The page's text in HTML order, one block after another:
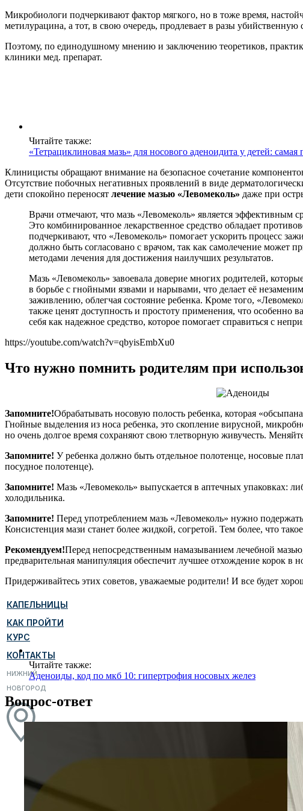
КАПЕЛЬНИЦЫ
КАК ПРОЙТИ
КУРС
КОНТАКТЫ
НИЖНИЙ
НОВГОРОД
Микробиологи подчеркивают фактор мягкого, но в тоже время,
метилурацина, а тот, в свою очередь, продлевает в разы
Поэтому, по единодушному мнению и заключению теоретиков,
клиники мед. препарат.
Читайте также:
«Тетрациклиновая мазь» для носового аденоидита у детей:
Клиницисты обращают внимание на безопасное сочетание
Отсутствие побочных негативных проявлений в виде
дети спокойно переносят лечение мазью «Левомеколь» даже при
Врачи отмечают, что мазь «Левомеколь» является эффективным
Это комбинированное лекарственное средство обладает
подчеркивают, что «Левомеколь» помогает ускорить процесс
должно быть согласовано с врачом, так как самолечение может
методами лечения для достижения наилучших результатов.
Мазь «Левомеколь» завоевала доверие многих родителей,
в борьбе с гнойными язвами и нарывами, что делает её
заживлению, облегчая состояние ребенка. Кроме того,
также ценят доступность и простоту применения, что особенно
себя как надежное средство, которое помогает справиться с
https://youtube.com/watch?v=qbyisEmbXu0
Что нужно помнить родителям при
Запомните!Обрабатывать носовую полость ребенка, которая
Гнойные выделения из носа ребенка, это скопление вирусной,
но очень долгое время сохраняют свою тлетворную живучесть.
Запомните! У ребенка должно быть отдельное полотенце, носовые
посудное полотенце).
Запомните! Мазь «Левомеколь» выпускается в аптечных упаковках:
холодильника.
Запомните! Перед употреблением мазь «Левомеколь» нужно
Консистенция мази станет более жидкой, согретой. Тем более, что
Рекомендуем!Перед непосредственным намазыванием лечебной
предварительная манипуляция обеспечит лучшее отхождение корок в
Придерживайтесь этих советов, уважаемые родители! И все будет
Читайте также:
Аденоиды, код по мкб 10: гипертрофия носовых желез
Вопрос-ответ